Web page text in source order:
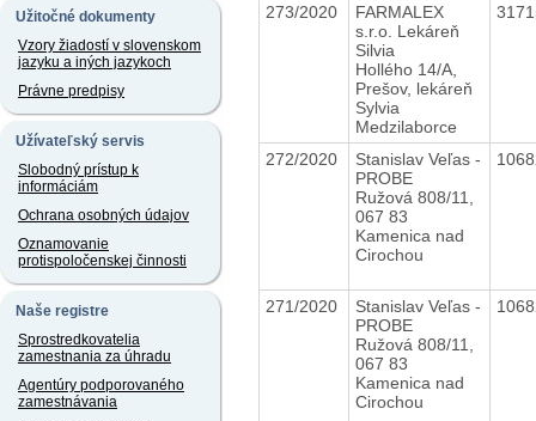
Užitočné dokumenty
Vzory žiadostí v slovenskom
jazyku a iných jazykoch
Právne predpisy
Užívateľský servis
Slobodný prístup k
informáciám
Ochrana osobných údajov
Oznamovanie
protispoločenskej činnosti
Naše registre
Sprostredkovatelia
zamestnania za úhradu
Agentúry podporovaného
zamestnávania
273/2020
FARMALEX
s.r.o. Lekáreň
Silvia
Hollého 14/A,
Prešov, lekáreň
Sylvia
Medzilaborce
272/2020
Stanislav Veľas -
PROBE
Ružová 808/11,
067 83
Kamenica nad
Cirochou
271/2020
Stanislav Veľas -
PROBE
Ružová 808/11,
067 83
Kamenica nad
Cirochou